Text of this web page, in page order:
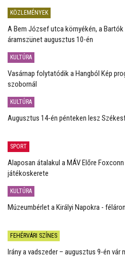
KÖZLEMÉNYEK
A Bem József utca környékén, a
áramszünet augusztus 10-én
KULTÚRA
Vasárnap folytatódik a Hangból Kép
szobornál
KULTÚRA
Augusztus 14-én pénteken lesz
SPORT
Alaposan átalakul a MÁV Előre
játékoskerete
KULTÚRA
Múzeumbérlet a Királyi Napokra -
FEHÉRVÁRI SZÍNES
Irány a vadszeder – augusztus 9-én vár